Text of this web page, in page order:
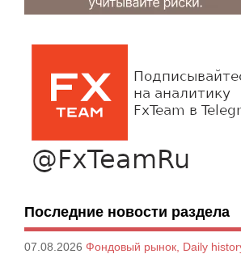
Последние новости раздела
07.08.2026 Фондовый рынок, Daily